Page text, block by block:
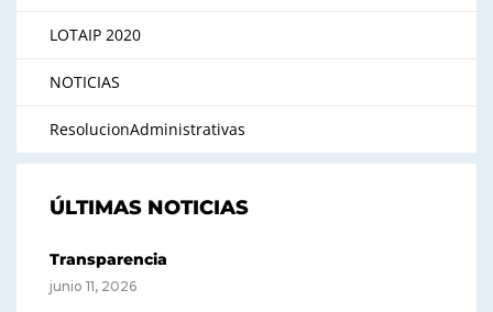
LOTAIP 2020
NOTICIAS
ResolucionAdministrativas
ÚLTIMAS NOTICIAS
Transparencia
junio 11, 2026